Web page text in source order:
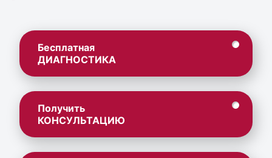
Бесплатная
ДИАГНОСТИКА
Получить
КОНСУЛЬТАЦИЮ